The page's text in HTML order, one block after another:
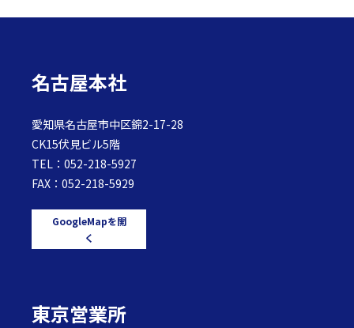
名古屋本社
愛知県名古屋市中区錦2-17-28
CK15伏見ビル5階
TEL：052-218-5927
FAX：052-218-5929
GoogleMapを開
く
東京営業所